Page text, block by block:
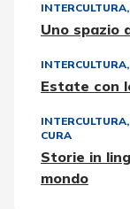
INTERCULTURA,
Uno spazio
INTERCULTURA,
Estate con
INTERCULTURA,
CURA
Storie in
mondo